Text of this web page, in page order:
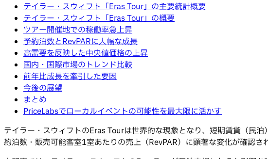
テイラー・スウィフト「Eras Tour」の主要統計概要
テイラー・スウィフト「Eras Tour」の概要
ツアー開催地での稼働率急上昇
予約泊数とRevPARに大幅な成長
高需要を反映した中央値価格の上昇
国内・国際市場のトレンド比較
前年比成長を牽引した要因
今後の展望
まとめ
PriceLabsでローカルイベントの可能性を最大限に活かす
テイラー・スウィフトのEras Tourは世界的な現象となり、短期賃貸（民
約泊数・販売可能客室1室あたりの売上（RevPAR）に顕著な変化が確認さ